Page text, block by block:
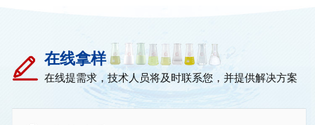
在线拿样
在线提需求，技术人员将及时联系您，并提供解决方案